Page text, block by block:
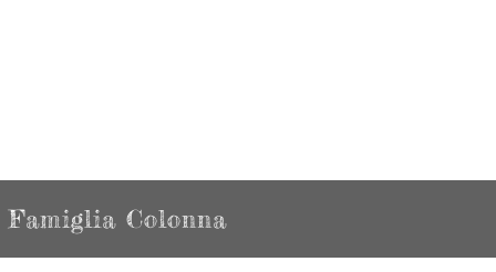
Famiglia Colonna